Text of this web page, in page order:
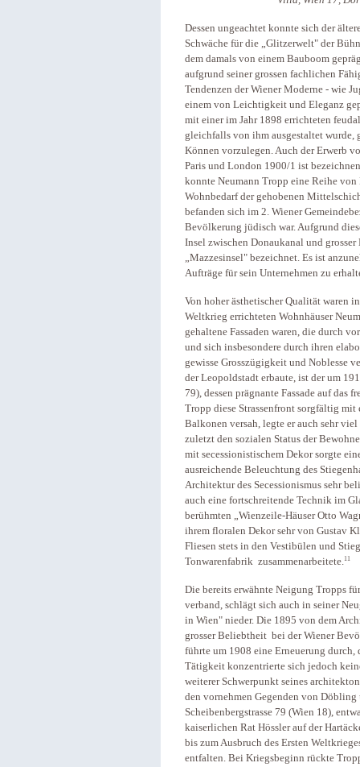
Dessen ungeachtet konnte sich der
Schwäche für die „Glitzerwelt" der
dem damals von einem Bauboom
aufgrund seiner grossen fachlichen
Tendenzen der Wiener Moderne - wie
einem von Leichtigkeit und Eleganz
mit einer im Jahr 1898 errichteten
gleichfalls von ihm ausgestaltet wurde,
Können vorzulegen. Auch der Erwerb
Paris und London 1900/1 ist
konnte Neumann Tropp eine Reihe
Wohnbedarf der gehobenen
befanden sich im 2. Wiener
Bevölkerung jüdisch war. Aufgrund
Insel zwischen Donaukanal und grosser
„Mazzesinsel" bezeichnet. Es ist
Aufträge für sein Unternehmen zu
Von hoher ästhetischer Qualität waren
Weltkrieg errichteten Wohnhäuser
gehaltene Fassaden waren, die durch
und sich insbesondere durch ihren
gewisse Grosszügigkeit und Noblesse
der Leopoldstadt erbaute, ist der um
79), dessen prägnante Fassade auf das
Tropp diese Strassenfront sorgfältig
Balkonen versah, legte er auch sehr
zuletzt den sozialen Status der
mit secessionistischem Dekor sorgte
ausreichende Beleuchtung des
Architektur des Secessionismus sehr
auch eine fortschreitende Technik im
berühmten „Wienzeile-Häuser Otto
ihrem floralen Dekor sehr von Gustav
Fliesen stets in den Vestibülen und
Tonwarenfabrik zusammenarbeitete.11
Die bereits erwähnte Neigung Tropps
verband, schlägt sich auch in seiner
in Wien" nieder. Die 1895 von dem
grosser Beliebtheit bei der Wiener
führte um 1908 eine Erneuerung durch,
Tätigkeit konzentrierte sich jedoch
weiterer Schwerpunkt seines
den vornehmen Gegenden von
Scheibenbergstrasse 79 (Wien 18),
kaiserlichen Rat Hössler auf der
bis zum Ausbruch des Ersten
entfalten. Bei Kriegsbeginn rückte